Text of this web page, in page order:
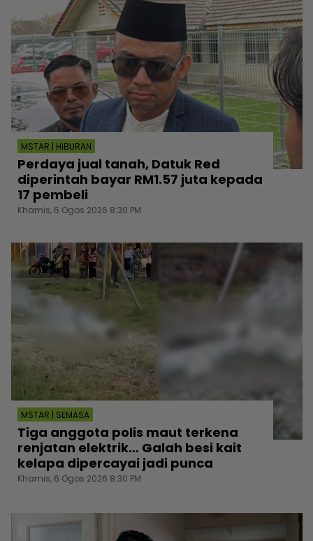
MSTAR | HIBURAN
Perdaya jual tanah, Datuk Red
diperintah bayar RM1.57 juta kepada
17 pembeli
Khamis, 6 Ogos 2026 8:30 PM
MSTAR | SEMASA
Tiga anggota polis maut terkena
renjatan elektrik… Galah besi kait
kelapa dipercayai jadi punca
Khamis, 6 Ogos 2026 8:30 PM